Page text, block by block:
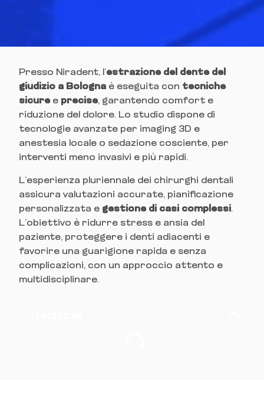
Presso Niradent, l’estrazione del dente del
giudizio a Bologna è eseguita con tecniche
sicuree precise, garantendo comfort e
riduzione del dolore. Lo studio dispone di
tecnologie avanzate per imaging 3D e
anestesia locale o sedazione cosciente, per
interventi meno invasivi e più rapidi.
L’esperienza pluriennale dei chirurghi dentali
assicura valutazioni accurate, pianificazione
personalizzata e gestione di casi complessi.
L’obiettivo è ridurre stress e ansia del
paziente, proteggere i denti adiacenti e
favorire una guarigione rapida e senza
complicazioni, con un approccio attento e
multidisciplinare.